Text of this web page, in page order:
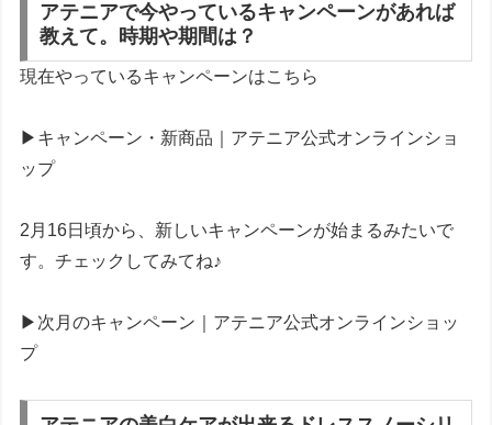
アテニアで今やっているキャンペーンがあれば
教えて。時期や期間は？
現在やっているキャンペーンはこちら
▶キャンペーン・新商品｜アテニア公式オンラインショ
ップ
2月16日頃から、新しいキャンペーンが始まるみたいで
す。チェックしてみてね♪
▶次月のキャンペーン｜アテニア公式オンラインショッ
プ